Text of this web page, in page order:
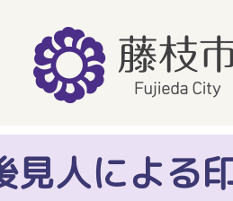
見人による